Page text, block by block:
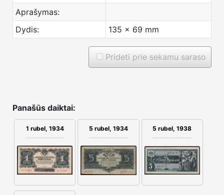
Aprašymas:
Dydis:
135 x 69 mm
Prideti prie sekamu saraso
Panašūs daiktai:
1 rubel, 1934 5 rubel, 1934 5 rubel, 1938